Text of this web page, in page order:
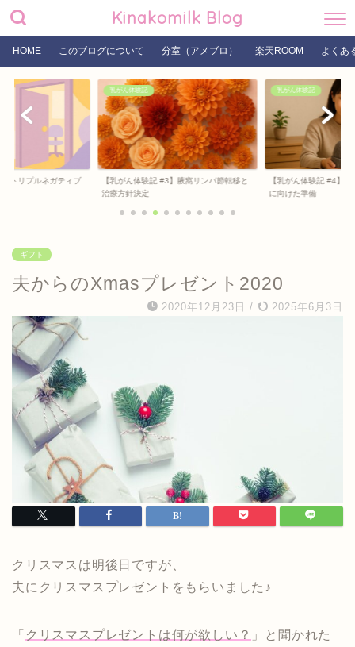
Kinakomilk Blog
HOME このブログについて 分室（アメブロ） 楽天ROOM よくあ
トリプルネガティブ
乳がん体験記
【乳がん体験記 #3】腋窩リンパ節転移と
治療方針決定
乳がん体験記
【乳がん体験記 #4】
に向けた準備
ギフト
夫からのXmasプレゼント2020
2020年12月23日 / 2025年6月3日
クリスマスは明後日ですが、
夫にクリスマスプレゼントをもらいました♪
「 クリスマスプレゼントは何が欲しい？ 」と聞かれた